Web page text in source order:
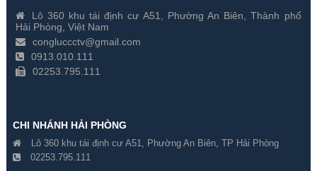
Lô 360 khu tái định cư A51, Phường An Biên, Thành phố
Hải Phòng, Việt Nam
congluccctv@gmail.com
0913.010.111
02253.795.111
CHI NHÁNH HẢI PHÒNG
Lô 360 khu tái định cư A51, Phường An Biên, TP Hải Phòng
02253.795.111